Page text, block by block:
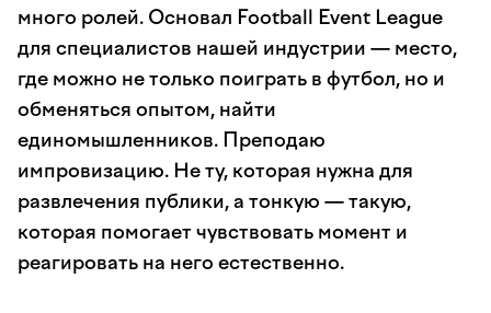
много ролей. Основал Football Event League
для специалистов нашей индустрии — место,
где можно не только поиграть в футбол, но и
обменяться опытом, найти
единомышленников. Преподаю
импровизацию. Не ту, которая нужна для
развлечения публики, а тонкую — такую,
которая помогает чувствовать момент и
реагировать на него естественно.